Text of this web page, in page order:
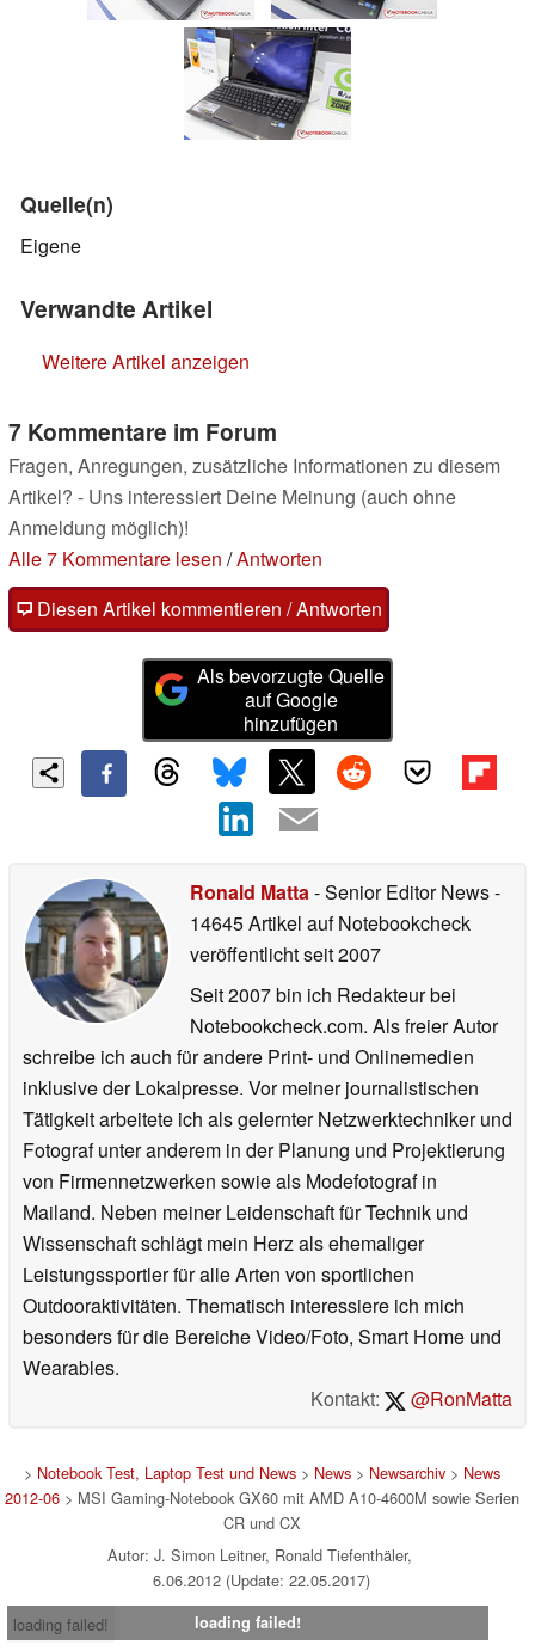
Quelle(n)
Eigene
Verwandte Artikel
Weitere Artikel anzeigen
7 Kommentare im Forum
Fragen, Anregungen, zusätzliche Informationen zu diesem
Artikel? - Uns interessiert Deine Meinung (auch ohne
Anmeldung möglich)!
Alle 7 Kommentare lesen /Antworten
Diesen Artikel kommentieren / Antworten
Als bevorzugte Quelle
auf Google
hinzufügen
Ronald Matta- Senior Editor News-
14645 Artikel auf Notebookcheck
veröffentlichtseit 2007
Seit 2007 bin ich Redakteur bei
Notebookcheck.com. Als freier Autor
schreibe ich auch für andere Print- und Onlinemedien
inklusive der Lokalpresse. Vor meiner journalistischen
Tätigkeit arbeitete ich als gelernter Netzwerktechniker und
Fotograf unter anderem in der Planung und Projektierung
von Firmennetzwerken sowie als Modefotograf in
Mailand. Neben meiner Leidenschaft für Technik und
Wissenschaft schlägt mein Herz als ehemaliger
Leistungssportler für alle Arten von sportlichen
Outdooraktivitäten. Thematisch interessiere ich mich
besonders für die Bereiche Video/Foto, Smart Home und
Wearables.
Kontakt:
@RonMatta
> Notebook Test, Laptop Test und News> News> Newsarchiv> News
2012-06> MSI Gaming-Notebook GX60 mit AMD A10-4600M sowie Serien
CR und CX
Autor: J. Simon Leitner, Ronald Tiefenthäler,
6.06.2012 (Update: 22.05.2017)
loading failed!
loading failed!